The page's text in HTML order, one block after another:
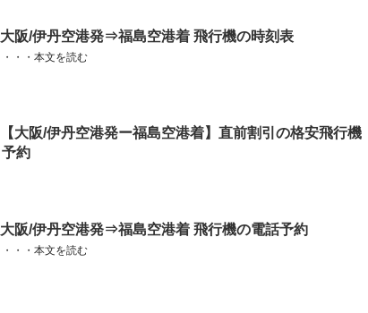
投
稿
日:
大阪/伊丹空港発⇒福島空港着 飛行機の時刻表
・・・本文を読む
投
稿
日:
【大阪/伊丹空港発ー福島空港着】直前割引の格安飛行機
予約
投
稿
日:
大阪/伊丹空港発⇒福島空港着 飛行機の電話予約
・・・本文を読む